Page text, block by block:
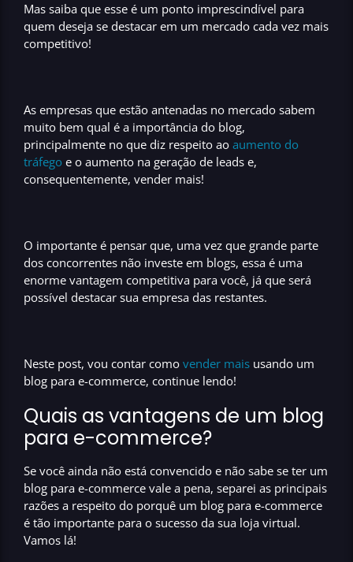
Mas saiba que esse é um ponto imprescindível para
quem deseja se destacar em um mercado cada vez mais
competitivo!
As empresas que estão antenadas no mercado sabem
muito bem qual é a importância do blog,
principalmente no que diz respeito ao aumento do
tráfego e o aumento na geração de leads e,
consequentemente, vender mais!
O importante é pensar que, uma vez que grande parte
dos concorrentes não investe em blogs, essa é uma
enorme vantagem competitiva para você, já que será
possível destacar sua empresa das restantes.
Neste post, vou contar como vender mais usando um
blog para e-commerce, continue lendo!
Quais as vantagens de um blog
para e-commerce?
Se você ainda não está convencido e não sabe se ter um
blog para e-commerce vale a pena, separei as principais
razões a respeito do porquê um blog para e-commerce
é tão importante para o sucesso da sua loja virtual.
Vamos lá!